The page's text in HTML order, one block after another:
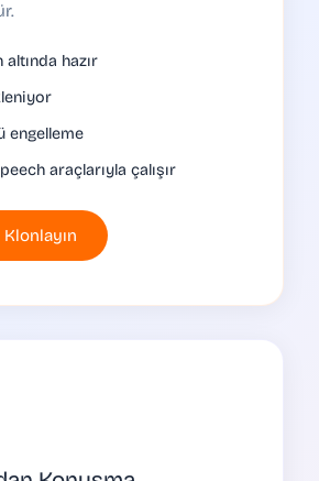
hazır
engelleme
araçlarıyla çalışır